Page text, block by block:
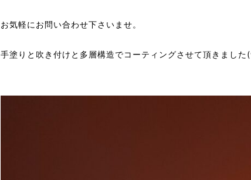
お気軽にお問い合わせ下さいませ。
手塗りと吹き付けと多層構造でコーティングさせて頂きまし